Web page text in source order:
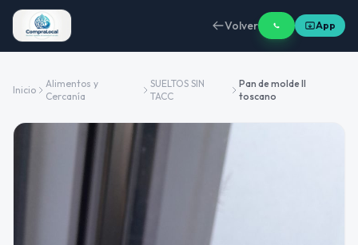
Volver App
Inicio
Alimentos y
Cercanía
SUELTOS SIN
TACC
Pan de molde Il
toscano